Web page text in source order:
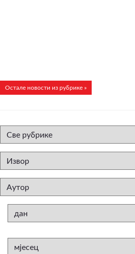
Остале новости из рубрике »